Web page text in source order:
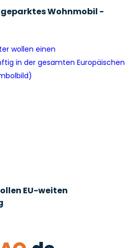
Wohnmobil -
EU-weiten